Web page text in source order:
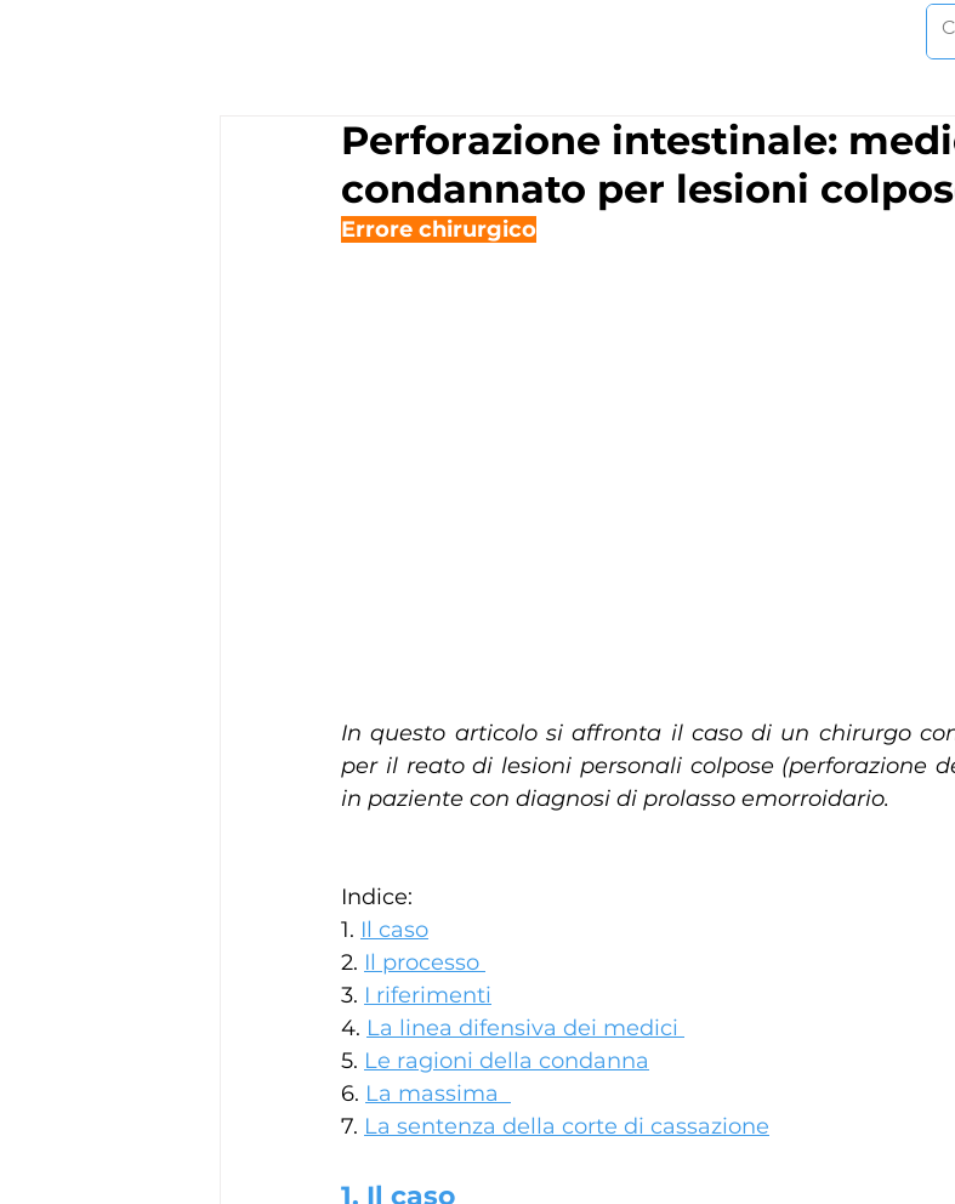
Perforazione intestinale:
condannato per lesioni
Errore chirurgico
In questo articolo si affronta il caso di un chirurgo
per il reato di lesioni personali colpose (perforazione
in paziente con diagnosi di prolasso emorroidario.
Indice:
1. Il caso
2. Il processo
3. I riferimenti
4. La linea difensiva dei medici
5. Le ragioni della condanna
6. La massima
7. La sentenza della corte di cassazione
1. Il caso